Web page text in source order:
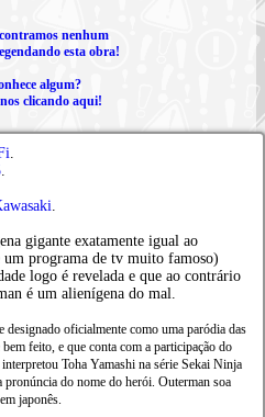
nenhum
esta obra!
algum?
clicando aqui!
gigante exatamente igual ao
programa de tv muito famoso)
logo é revelada e que ao contrário
é um alienígena do mal.
designado oficialmente como uma paródia das
feito, e que conta com a participação do
Toha Yamashi na série Sekai Ninja
pronúncia do nome do herói. Outerman soa
japonês.